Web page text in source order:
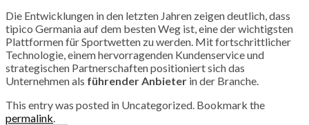
Die Entwicklungen in den letzten Jahren zeigen deutlich, dass
tipico Germania auf dem besten Weg ist, eine der wichtigsten
Plattformen für Sportwetten zu werden. Mit fortschrittlicher
Technologie, einem hervorragenden Kundenservice und
strategischen Partnerschaften positioniert sich das
Unternehmen als führender Anbieter in der Branche.
This entry was posted in Uncategorized. Bookmark the
permalink